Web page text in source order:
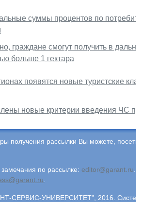
суммы процентов по
граждане смогут получить в
больше 1 гектара
появятся новые туристские
новые критерии введения ЧС
получения рассылки Вы можете,
по рассылке: editor@garant.ru
СЕРВИС-УНИВЕРСИТЕТ", 2016. Система